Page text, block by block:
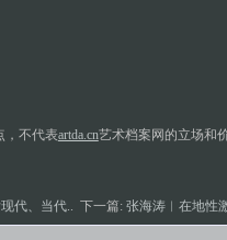
，不代表artda.cn艺术档案网的立场和
代、当代.. 下一篇: 张海涛︱在地性